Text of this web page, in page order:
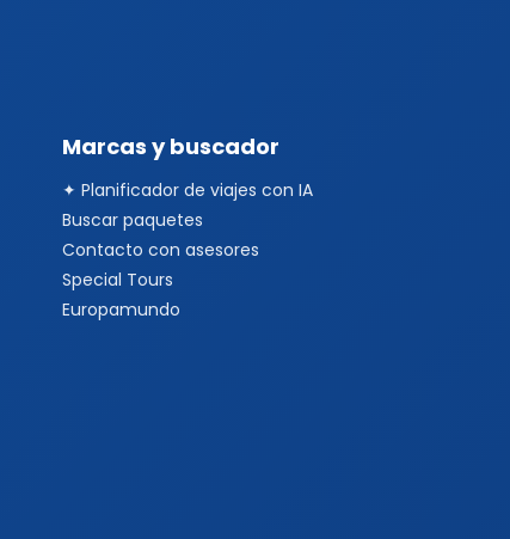
Marcas y buscador
✦ Planificador de viajes con IA
Buscar paquetes
Contacto con asesores
Special Tours
Europamundo